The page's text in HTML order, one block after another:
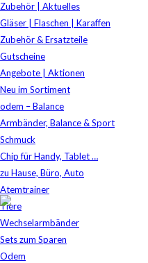
Zubehör | Aktuelles
Gläser | Flaschen | Karaffen
Zubehör & Ersatzteile
Gutscheine
Angebote | Aktionen
Neu im Sortiment
odem – Balance
Armbänder, Balance & Sport
Schmuck
Chip für Handy, Tablet …
zu Hause, Büro, Auto
Atemtrainer
Tiere
Wechselarmbänder
Sets zum Sparen
Odem